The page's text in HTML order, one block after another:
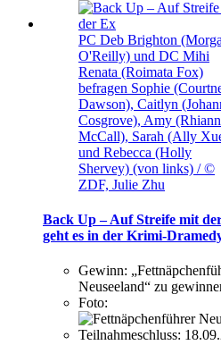
PC Deb Brighton
O'Reilly) und DC Mihi
Renata (Roimata Fox)
befragen Sophie
Dawson), Caitlyn
Cosgrove), Amy
McCall), Sarah (Ally
und Rebecca (Holly
Shervey) (von links) / ©
ZDF, Julie Zhu
Back Up – Auf Streife mit
geht es in der Krimi-
Gewinn:
Neuseeland“ zu
Foto:
Teilnahmeschluss: